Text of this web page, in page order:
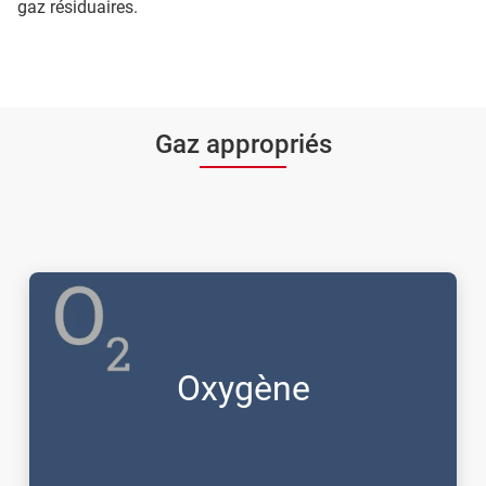
gaz résiduaires.
Gaz appropriés
Oxygène